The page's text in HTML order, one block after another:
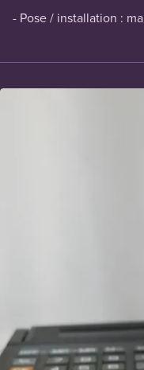
- Pose / installation :